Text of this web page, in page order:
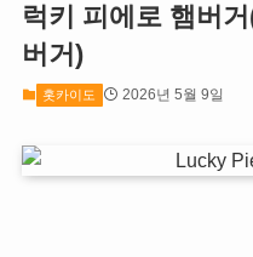
럭키 피에로 햄버
버거)
홋카이도 2026년 5월 9일